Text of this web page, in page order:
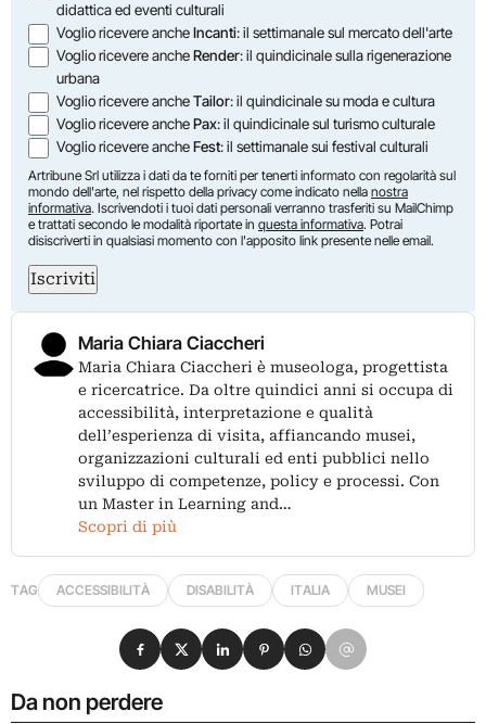
didattica ed eventi culturali
Voglio ricevere ancheIncanti: il settimanale sul mercato dell'arte
Voglio ricevere ancheRender: il quindicinale sulla rigenerazione
urbana
Voglio ricevere ancheTailor: il quindicinale su moda e cultura
Voglio ricevere anchePax: il quindicinale sul turismo culturale
Voglio ricevere ancheFest: il settimanale sui festival culturali
Artribune Srl utilizza i dati da te forniti per tenerti informato con regolarità sul
mondo dell'arte, nel rispetto della privacy come indicato nella nostra
informativa. Iscrivendoti i tuoi dati personali verranno trasferiti su MailChimp
e trattati secondo le modalità riportate in questa informativa. Potrai
disiscriverti in qualsiasi momento con l'apposito link presente nelle email.
Iscriviti
Maria Chiara Ciaccheri
Maria Chiara Ciaccheri è museologa, progettista
e ricercatrice. Da oltre quindici anni si occupa di
accessibilità, interpretazione e qualità
dell’esperienza di visita, affiancando musei,
organizzazioni culturali ed enti pubblici nello
sviluppo di competenze, policy e processi. Con
un Master in Learning and…
Scopri di più
TAG ACCESSIBILITÀ DISABILITÀ ITALIA MUSEI
Da non perdere
Condividi su Facebook
Condividi su X
Condividi su LinkedIn
Condividi su Pinterest
Condividi su WhatsApp
Condividi su Email